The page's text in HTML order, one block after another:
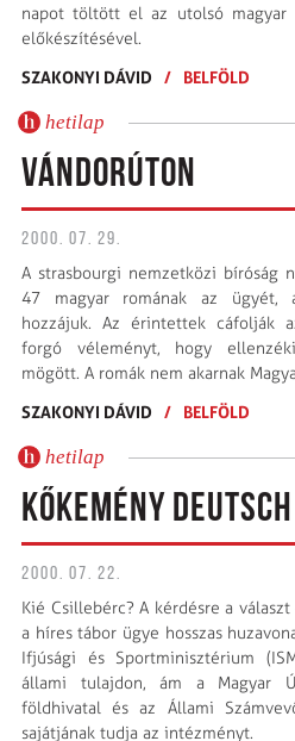
napot töltött el az utolsó magyar
előkészítésével.
SZAKONYI DÁVID
/ BELFÖLD
hetilap
VÁNDORÚTON
2000. 07. 29.
A strasbourgi nemzetközi bíróság
47 magyar romának az ügyét,
hozzájuk. Az érintettek cáfolják
forgó véleményt, hogy
mögött. A romák nem akarnak
SZAKONYI DÁVID
/ BELFÖLD
hetilap
KŐKEMÉNY DEUTSCH
2000. 07. 22.
Kié Csillebérc? A kérdésre a
a híres tábor ügye hosszas
Ifjúsági és Sportminisztérium
állami tulajdon, ám a Magyar
földhivatal és az Állami
sajátjának tudja az intézményt.